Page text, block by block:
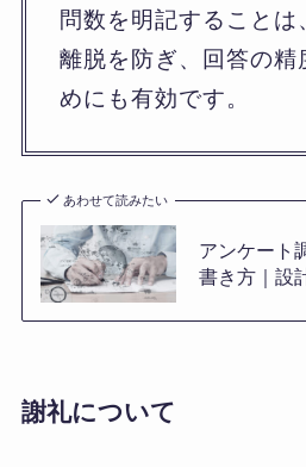
問数を明記することは
離脱を防ぎ、回答の精
めにも有効です。
あわせて読みたい
アンケート
書き方｜設
謝礼について